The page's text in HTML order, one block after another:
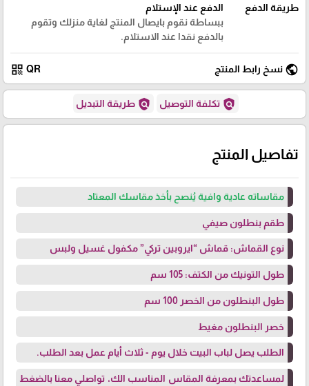
طريقة الدفع
الدفع عند الإستلام
ببساطة نقوم بايصال المنتج لغاية منزلك وتقوم
بالدفع نقدا عند الاستلام.
public نسخ رابط المنتج QR
qr_code
policy تكلفة التوصيل policy طريقة التبديل
تفاصيل المنتج
مقاساته عادية وافية يُنصح بأخذ مقاسك المعتاد
طقم بنطلون صيفي
نوع القماش: قماش “ايروبين تركي” مكفول غسيل ولبس
طول التونيك من الكتف: 105 سم
طول البنطلون من الخصر 100 سم
خصر البنطلون مغيط
الطلب يصل لباب البيت خلال يوم - ثلاث أيام عمل بعد الطلب.
لمساعدتك بمعرفة المقاس المناسب الك، تواصلي معنابالضغط